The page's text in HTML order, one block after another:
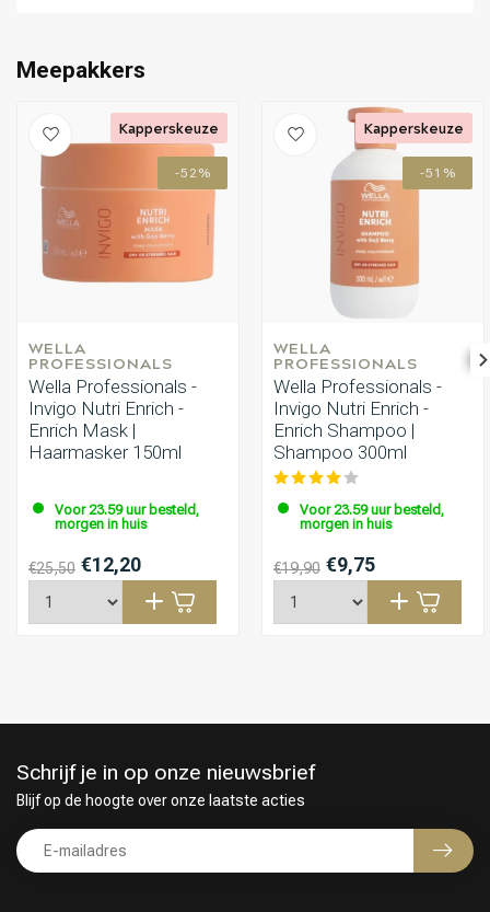
Meepakkers
-52%
WELLA
PROFESSIONALS
Wella Professionals -
Invigo Nutri Enrich -
Enrich Mask |
Haarmasker 150ml
Voor 23.59 uur besteld,
morgen in huis
€25,50 €12,20
Kapperskeuze
-51%
WELLA
PROFESSIONALS
Wella Professionals -
Invigo Nutri Enrich -
Enrich Shampoo |
Shampoo 300ml
Voor 23.59 uur besteld,
morgen in huis
€19,90 €9,75
Kapperskeuze
Schrijf je in op onze nieuwsbrief
Blijf op de hoogte over onze laatste acties